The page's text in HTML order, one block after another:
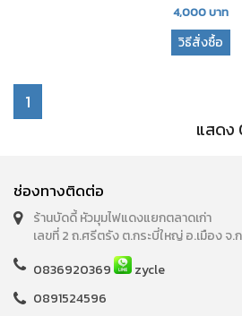
4,000บาท
วิธีสั่งซื้อ
1
แสดง
ช่องทางติดต่อ
ร้านบัดดี้ หัวมุมไฟแดงแยกตลาดเก่า
เลขที่ 2 ถ.ศรีตรัง ต.กระบี่ใหญ่ อ.เมือง จ.
0836920369
zycle
0891524596